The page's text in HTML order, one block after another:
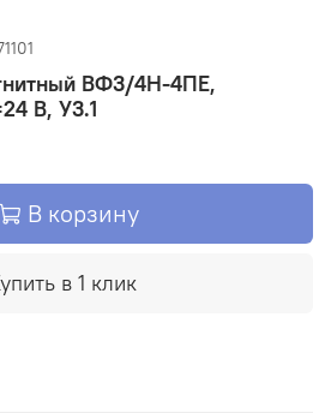
ВФ3/4Н-4ПЕ,
В, У3.1
В корзину
в 1 клик